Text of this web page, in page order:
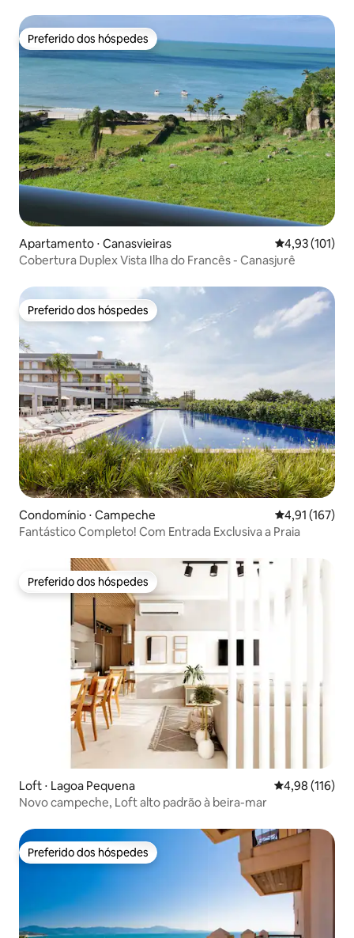
Preferido dos hóspedes
Preferido dos hóspedes
Apartamento ⋅ Canasvieiras 4,93 de uma
4,93 (101)
Cobertura Duplex Vista Ilha do Francês - Canasjurê
Preferido dos hóspedes
Preferido dos hóspedes
Condomínio ⋅ Campeche 4,91 de uma
4,91 (167)
Fantástico Completo! Com Entrada Exclusiva a Praia
Preferido dos hóspedes
Preferido dos hóspedes
Loft ⋅ Lagoa Pequena 4,98 de uma
4,98 (116)
Novo campeche, Loft alto padrão à beira-mar
Preferido dos hóspedes
Preferido dos hóspedes